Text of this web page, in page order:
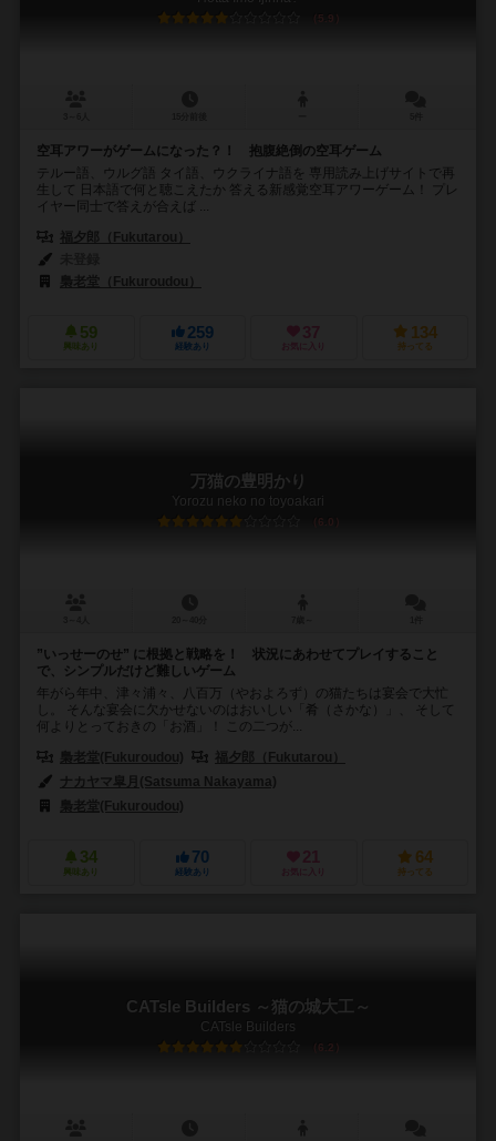
5.9
空耳アワーがゲームになった？！ 抱腹絶倒の空耳ゲーム
テルー語、ウルグ語 タイ語、ウクライナ語を 専用読み上げサイトで再
生して 日本語で何と聴こえたか 答える新感覚空耳アワーゲーム！ プレ
イヤー同士で答えが合えば ...
福夕郎（Fukutarou）
梟老堂（Fukuroudou）
59
興味あり
259
経験あり
37
お気に入り
134
持ってる
万猫の豊明かり
Yorozu neko no toyoakari
6.0
”いっせーのせ” に根拠と戦略を！ 状況にあわせてプレイすること
で、シンプルだけど難しいゲーム
年がら年中、津々浦々、八百万（やおよろず）の猫たちは宴会で大忙
し。 そんな宴会に欠かせないのはおいしい「肴（さかな）」、 そして
何よりとっておきの「お酒」！ この二つが...
梟老堂(Fukuroudou)
福夕郎（Fukutarou）
ナカヤマ皐月(Satsuma Nakayama)
梟老堂(Fukuroudou)
34
興味あり
70
経験あり
21
お気に入り
64
持ってる
CATsle Builders ～猫の城大工～
CATsle Builders
6.2